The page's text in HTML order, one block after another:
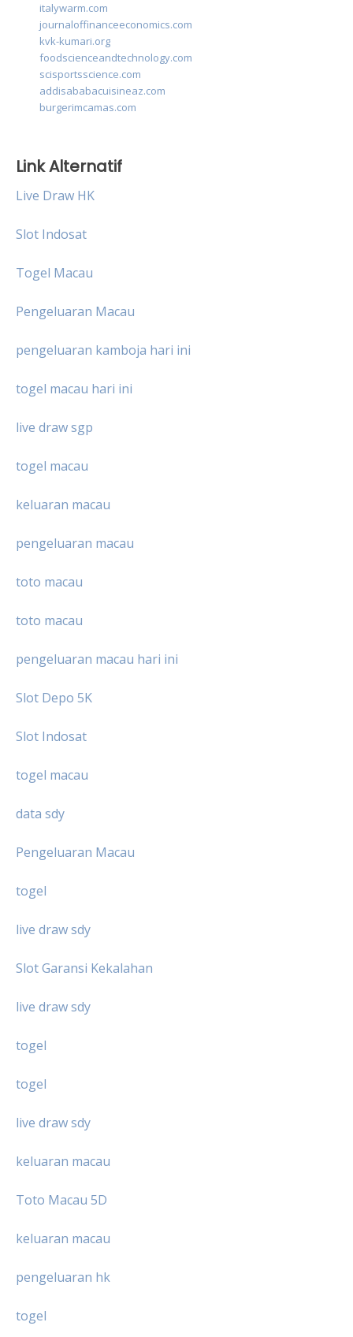
italywarm.com
journaloffinanceeconomics.com
kvk-kumari.org
foodscienceandtechnology.com
scisportsscience.com
addisababacuisineaz.com
burgerimcamas.com
Link Alternatif
Live Draw HK
Slot Indosat
Togel Macau
Pengeluaran Macau
pengeluaran kamboja hari ini
togel macau hari ini
live draw sgp
togel macau
keluaran macau
pengeluaran macau
toto macau
toto macau
pengeluaran macau hari ini
Slot Depo 5K
Slot Indosat
togel macau
data sdy
Pengeluaran Macau
togel
live draw sdy
Slot Garansi Kekalahan
live draw sdy
togel
togel
live draw sdy
keluaran macau
Toto Macau 5D
keluaran macau
pengeluaran hk
togel